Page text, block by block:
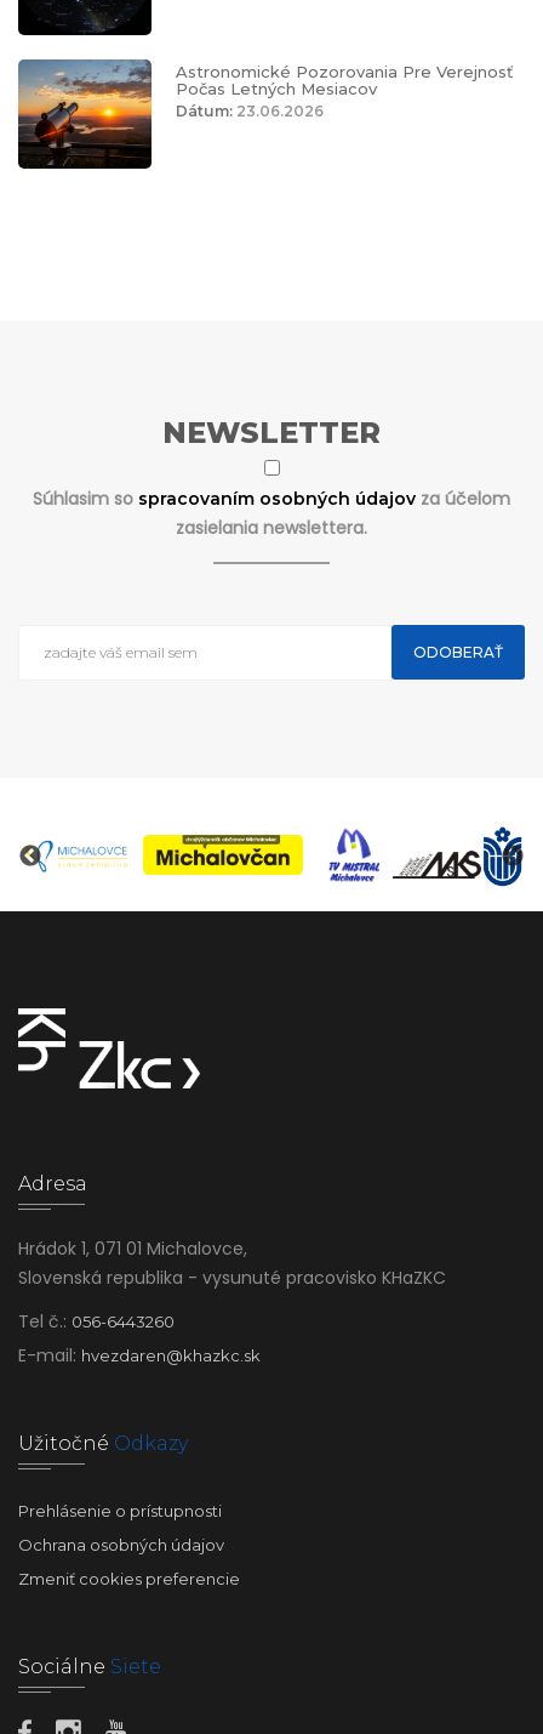
Astronomické Pozorovania Pre Verejnosť
Počas Letných Mesiacov
Dátum: 23.06.2026
NEWSLETTER
Súhlasim so spracovaním osobných údajov za účelom
zasielania newslettera.
ODOBERAŤ
Adresa
Hrádok 1, 071 01 Michalovce,
Slovenská republika - vysunuté pracovisko KHaZKC
Tel č.: 056-6443260
E-mail: hvezdaren@khazkc.sk
Užitočné Odkazy
Prehlásenie o prístupnosti
Ochrana osobných údajov
Zmeniť cookies preferencie
Sociálne Siete